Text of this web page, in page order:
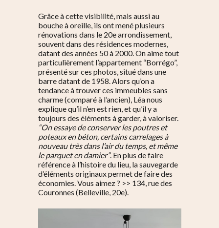
Grâce à cette visibilité, mais aussi au
bouche à oreille, ils ont mené plusieurs
rénovations dans le 20e arrondissement,
souvent dans des résidences modernes,
datant des années 50 à 2000. On aime tout
particulièrement l’appartement “Borrégo”,
présenté sur ces photos, situé dans une
barre datant de 1958. Alors qu’on a
tendance à trouver ces immeubles sans
charme (comparé à l’ancien), Léa nous
explique qu’il n’en est rien, et qu’il y a
toujours des éléments à garder, à valoriser.
“On essaye de conserver les poutres et
poteaux en béton, certains carrelages à
nouveau très dans l’air du temps, et même
le parquet en damier”. En plus de faire
référence à l’histoire du lieu, la sauvegarde
d’éléments originaux permet de faire des
économies. Vous aimez ? >> 134, rue des
Couronnes (Belleville, 20e).